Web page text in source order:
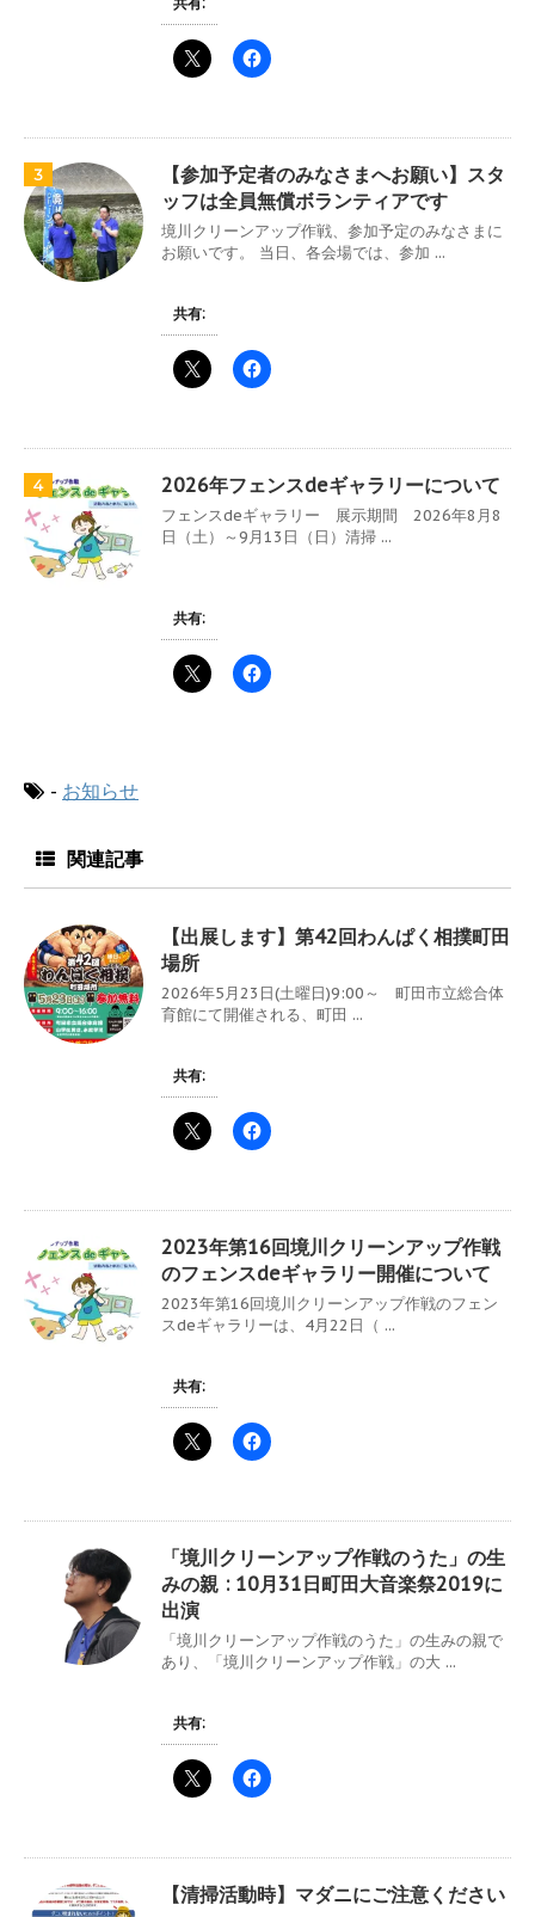
3
【参加予定者のみなさまへお願い】スタ
ッフは全員無償ボランティアです
境川クリーンアップ作戦、参加予定のみなさまに
お願いです。 当日、各会場では、参加 ...
共有:
4 2026年フェンスdeギャラリーについて
フェンスdeギャラリー 展示期間 2026年8月8
日（土）～9月13日（日）清掃 ...
共有:
- お知らせ
関連記事
【出展します】第42回わんぱく相撲町田
場所
2026年5月23日(土曜日)9:00～ 町田市立総合体
育館にて開催される、町田 ...
共有:
2023年第16回境川クリーンアップ作戦
のフェンスdeギャラリー開催について
2023年第16回境川クリーンアップ作戦のフェン
スdeギャラリーは、4月22日（ ...
共有:
「境川クリーンアップ作戦のうた」の生
みの親 : 10月31日町田大音楽祭2019に
出演
「境川クリーンアップ作戦のうた」の生みの親で
あり、「境川クリーンアップ作戦」の大 ...
共有:
【清掃活動時】マダニにご注意ください